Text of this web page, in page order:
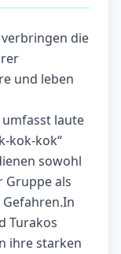
die
und leben
laute
kok-kok“
sowohl
als
Turakos
ihre starken